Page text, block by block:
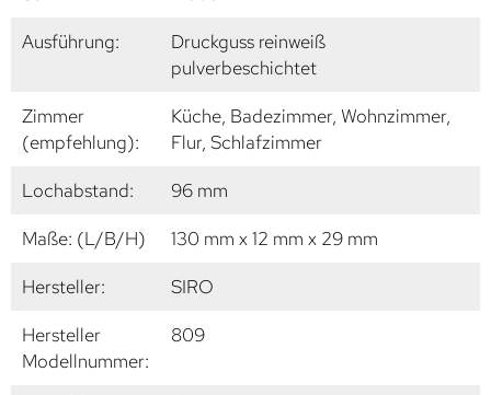
Ausführung:
Druckguss reinweiß
pulverbeschichtet
Zimmer
(empfehlung):
Küche, Badezimmer, Wohnzimmer,
Flur, Schlafzimmer
Lochabstand:
96 mm
Maße: (L/B/H)
130 mm x 12 mm x 29 mm
Hersteller:
SIRO
Hersteller
Modellnummer:
809